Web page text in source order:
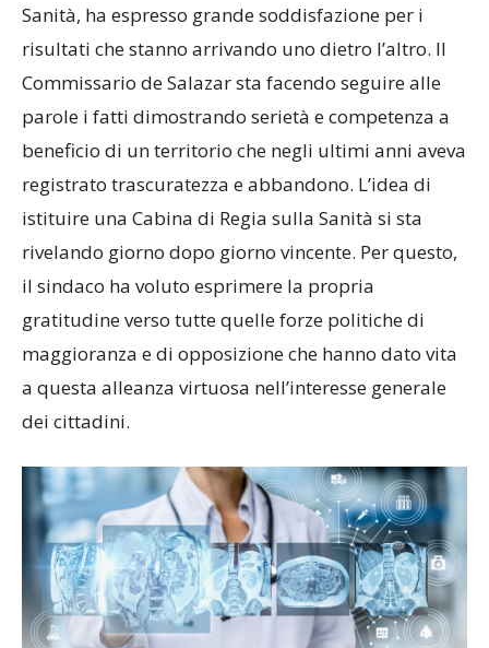
Sanità, ha espresso grande soddisfazione per i
risultati che stanno arrivando uno dietro l’altro. Il
Commissario de Salazar sta facendo seguire alle
parole i fatti dimostrando serietà e competenza a
beneficio di un territorio che negli ultimi anni aveva
registrato trascuratezza e abbandono. L’idea di
istituire una Cabina di Regia sulla Sanità si sta
rivelando giorno dopo giorno vincente. Per questo,
il sindaco ha voluto esprimere la propria
gratitudine verso tutte quelle forze politiche di
maggioranza e di opposizione che hanno dato vita
a questa alleanza virtuosa nell’interesse generale
dei cittadini.